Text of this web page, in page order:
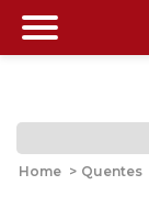
Home > Quentes